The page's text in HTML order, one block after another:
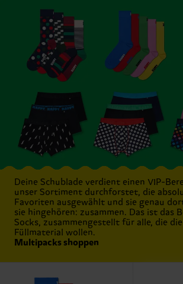
Deine Schublade verdient einen VIP-
unser Sortiment durchforstet, die
Favoriten ausgewählt und sie genau
sie hingehören: zusammen. Das ist das
Socks, zusammengestellt für alle, die
Füllmaterial wollen.
Multipacks shoppen